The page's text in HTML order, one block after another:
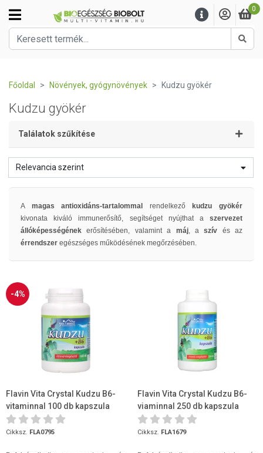
0
Főoldal Növények, gyógynövények Kudzu gyökér
Kudzu gyökér
Találatok szűkítése
Relevancia szerint
A magas antioxidáns-tartalommal rendelkező
kudzu gyökér
kivonata kiváló immunerősítő, segítséget nyújthat a szervezet
állóképességénekerősítésében, valamint a máj, aszív és az
érrendszer egészséges működésének megőrzésében.
-4%
Flavin Vita Crystal Kudzu B6-
vitaminnal 100 db kapszula
Cikksz. FLA0795
Flavin Vita Crystal Kudzu B6-
viaminnal 250 db kapszula
Cikksz. FLA1679